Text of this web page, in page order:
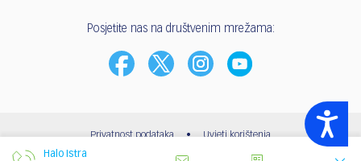
Accessibility
Posjetite nas na društvenim mrežama:
Privatnost podataka • Uvjeti korištenja
Halo Istra